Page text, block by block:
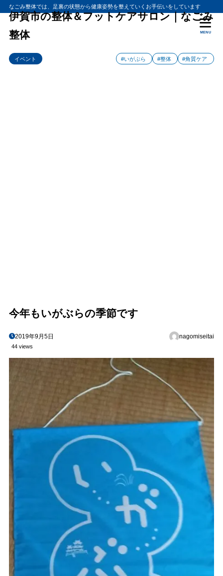
なごみ整体では、足裏の状態から健康姿勢を整えていくお手伝いをしています
伊賀市の整体＆フットケアサロン｜なごみ
整体
MENU
イベント #いがぶら #整体 #角質ケア
今年もいがぶらの季節です
2019年9月5日 nagomiseitai
44 views